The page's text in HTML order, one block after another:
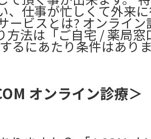
、仕事が忙しくて外来
ビスとは? オンライン
法は「ご自宅 / 薬局窓
るにあたり条件はあり
オンライン診療＞